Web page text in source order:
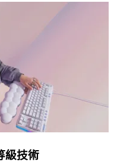
級技術